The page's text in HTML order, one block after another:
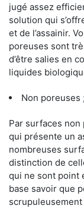
jugé assez
solution qui
et de l’assainir.
poreuses sont
d’être salies en
liquides
Non poreuses ;
Par surfaces non
qui présente un
nombreuses
distinction de
qui ne sont point
base savoir que